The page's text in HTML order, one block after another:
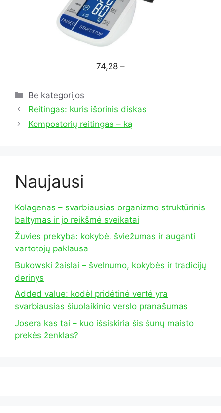
74,28 –
Kategorijos
Be kategorijos
Reitingas: kuris išorinis diskas
Kompostorių reitingas – ką
Naujausi
Kolagenas – svarbiausias organizmo struktūrinis
baltymas ir jo reikšmė sveikatai
Žuvies prekyba: kokybė, šviežumas ir auganti
vartotojų paklausa
Bukowski žaislai – švelnumo, kokybės ir tradicijų
derinys
Added value: kodėl pridėtinė vertė yra
svarbiausias šiuolaikinio verslo pranašumas
Josera kas tai – kuo išsiskiria šis šunų maisto
prekės ženklas?